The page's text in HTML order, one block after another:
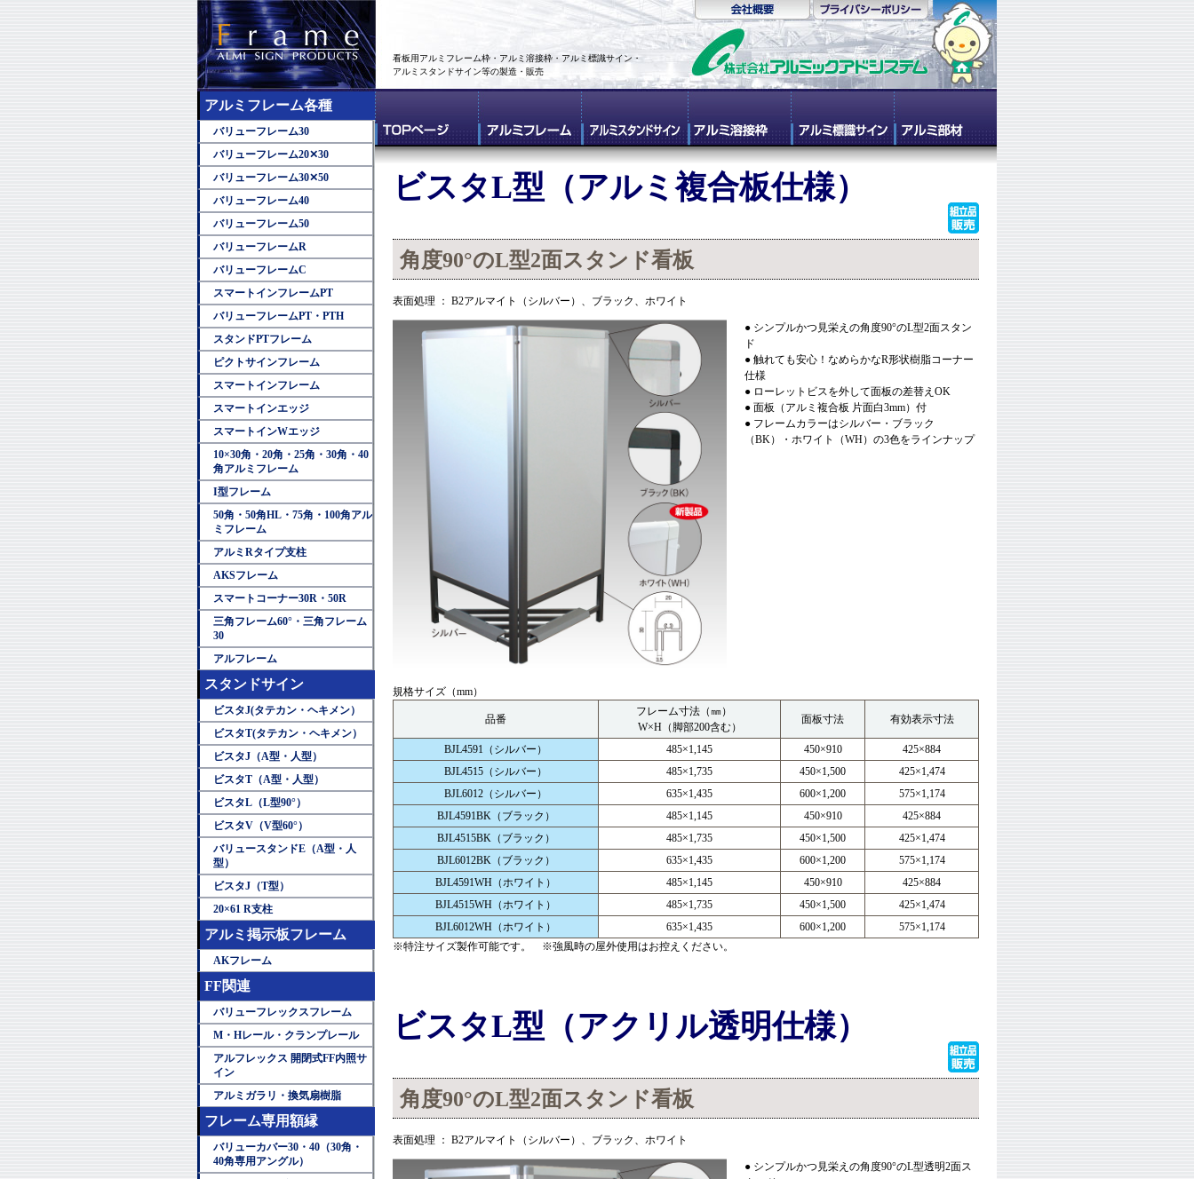
看板用アルミフレーム枠・アルミ溶接枠・アルミ標識サイン・
アルミスタンドサイン等の製造・販売
アルミフレーム各種
バリューフレーム30
バリューフレーム20✕30
バリューフレーム30✕50
バリューフレーム40
バリューフレーム50
バリューフレームR
バリューフレームC
スマートインフレームPT
バリューフレームPT・PTH
スタンドPTフレーム
ピクトサインフレーム
スマートインフレーム
スマートインエッジ
スマートインWエッジ
10×30角・20角・25角・30角・40
角アルミフレーム
I型フレーム
50角・50角HL・75角・100角アル
ミフレーム
アルミRタイプ支柱
AKSフレーム
スマートコーナー30R・50R
三角フレーム60°・三角フレーム
30
アルフレーム
スタンドサイン
ビスタJ(タテカン・ヘキメン）
ビスタT(タテカン・ヘキメン）
ビスタJ（A型・人型）
ビスタT（A型・人型）
ビスタL（L型90°）
ビスタV（V型60°）
バリュースタンドE（A型・人
型）
ビスタJ（T型）
20×61 R支柱
アルミ掲示板フレーム
AKフレーム
FF関連
バリューフレックスフレーム
M・Hレール・クランプレール
アルフレックス 開閉式FF内照サ
イン
アルミガラリ・換気扇樹脂
フレーム専用額縁
バリューカバー30・40（30角・
40角専用アングル）
ビスタL型（アルミ複合板仕様）
角度90°のL型2面スタンド看板
表面処理 ： B2アルマイト（シルバー）、ブラック、ホワイト
● シンプルかつ見栄えの角度90°のL型2面スタン
ド
● 触れても安心！なめらかなR形状樹脂コーナー
仕様
● ローレットビスを外して面板の差替えOK
● 面板（アルミ複合板 片面白3mm）付
● フレームカラーはシルバー・ブラック
（BK）・ホワイト（WH）の3色をラインナップ
規格サイズ（mm）
品番
フレーム寸法（㎜）
W×H（脚部200含む）
面板寸法 有効表示寸法
BJL4591（シルバー） 485×1,145 450×910
425×884
BJL4515（シルバー）
485×1,735 450×1,500
425×1,474
BJL6012（シルバー）
635×1,435 600×1,200
575×1,174
BJL4591BK（ブラック）
485×1,145 450×910
425×884
BJL4515BK（ブラック）
485×1,735 450×1,500
425×1,474
BJL6012BK（ブラック）
635×1,435 600×1,200
575×1,174
BJL4591WH（ホワイト）
485×1,145 450×910
425×884
BJL4515WH（ホワイト）
485×1,735 450×1,500
425×1,474
BJL6012WH（ホワイト）
635×1,435 600×1,200
575×1,174
※特注サイズ製作可能です。 ※強風時の屋外使用はお控えください。
ビスタL型（アクリル透明仕様）
角度90°のL型2面スタンド看板
表面処理 ： B2アルマイト（シルバー）、ブラック、ホワイト
● シンプルかつ見栄えの角度90°のL型透明2面ス